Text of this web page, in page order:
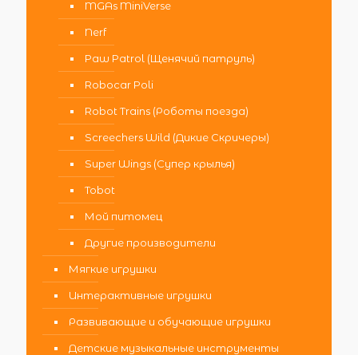
MGAs MiniVerse
Nerf
Paw Patrol (Щенячий патруль)
Robocar Poli
Robot Trains (Роботы поезда)
Screechers Wild (Дикие Скричеры)
Super Wings (Супер крылья)
Tobot
Мой питомец
Другие производители
Мягкие игрушки
Интерактивные игрушки
Развивающие и обучающие игрушки
Детские музыкальные инструменты